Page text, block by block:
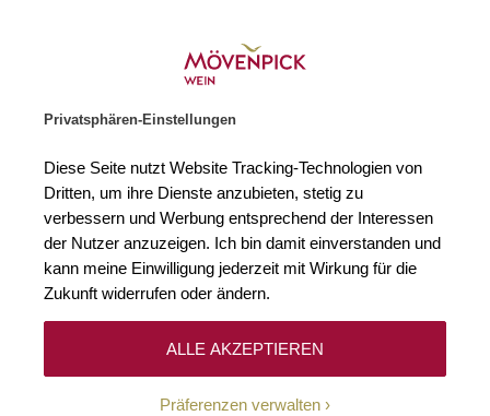
Privatsphären-Einstellungen
Diese Seite nutzt Website Tracking-Technologien von
Dritten, um ihre Dienste anzubieten, stetig zu
verbessern und Werbung entsprechend der Interessen
der Nutzer anzuzeigen. Ich bin damit einverstanden und
kann meine Einwilligung jederzeit mit Wirkung für die
Zukunft widerrufen oder ändern.
Präferenzen verwalten
ALLE AKZEPTIEREN
Coastal Region 8